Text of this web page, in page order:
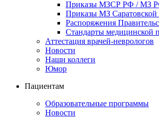
Приказы МЗСР РФ / МЗ
Приказы МЗ Саратовской
Распоряжения
Стандарты медицинской
Аттестация врачей-неврологов
Новости
Наши коллеги
Юмор
Пациентам
Образовательные программы
Новости